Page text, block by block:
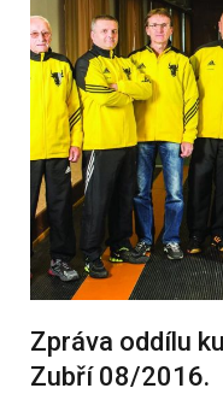
Zpráva oddílu
Zubří 08/2016.